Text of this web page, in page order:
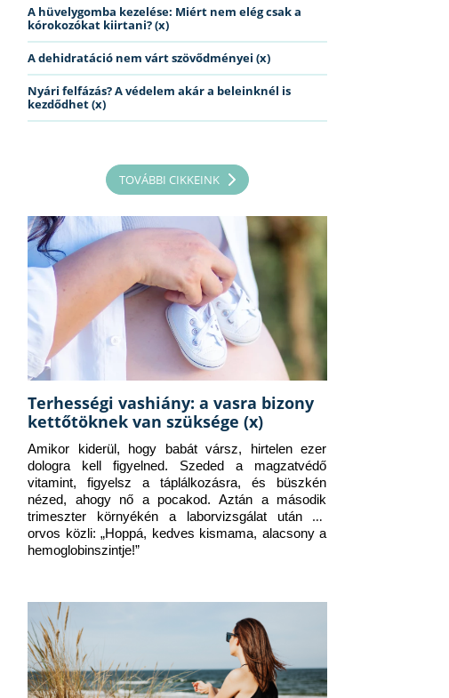
A hüvelygomba kezelése: Miért nem elég csak a
kórokozókat kiirtani? (x)
A dehidratáció nem várt szövődményei (x)
Nyári felfázás? A védelem akár a beleinknél is
kezdődhet (x)
TOVÁBBI CIKKEINK
Terhességi vashiány: a vasra bizony
kettőtöknek van szüksége (x)
Amikor kiderül, hogy babát vársz, hirtelen ezer
dologra kell figyelned. Szeded a magzatvédő
vitamint, figyelsz a táplálkozásra, és büszkén
nézed, ahogy nő a pocakod. Aztán a második
trimeszter környékén a laborvizsgálat után az
orvos közli: „Hoppá, kedves kismama, alacsony a
hemoglobinszintje!”